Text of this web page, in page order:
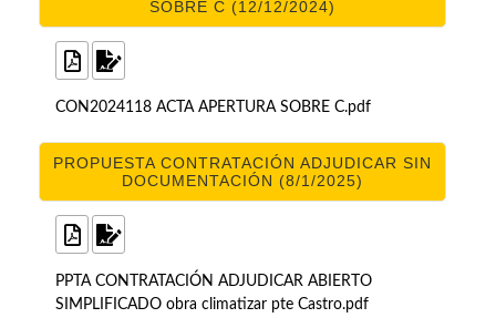
SOBRE C (12/12/2024)
CON2024118 ACTA APERTURA SOBRE C.pdf
PROPUESTA CONTRATACIÓN ADJUDICAR SIN
DOCUMENTACIÓN (8/1/2025)
PPTA CONTRATACIÓN ADJUDICAR ABIERTO
SIMPLIFICADO obra climatizar pte Castro.pdf